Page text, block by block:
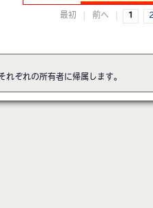
最初 前へ 1
れぞれの所有者に帰属します。